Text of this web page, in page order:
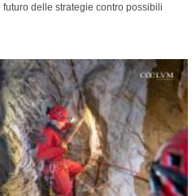
delle strategie contro possibili